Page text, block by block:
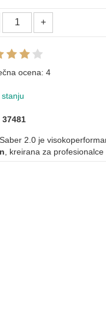
ocena:4
stanju
37481
2.0 je
, kreirana za